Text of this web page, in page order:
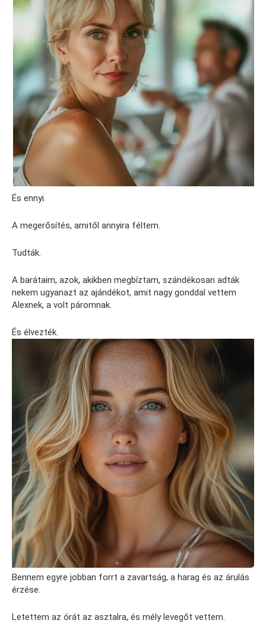
És ennyi.
A megerősítés, amitől annyira féltem.
Tudták.
A barátaim, azok, akikben megbíztam, szándékosan adták
nekem ugyanazt az ajándékot, amit nagy gonddal vettem
Alexnek, a volt páromnak.
És élvezték.
Bennem egyre jobban forrt a zavartság, a harag és az árulás
érzése.
Letettem az órát az asztalra, és mély levegőt vettem.